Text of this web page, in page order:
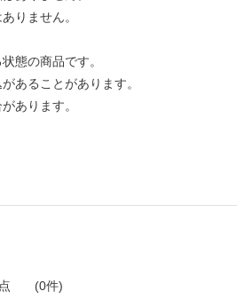
りません。
の商品です。
ることがあります。
あります。
点 (0件)